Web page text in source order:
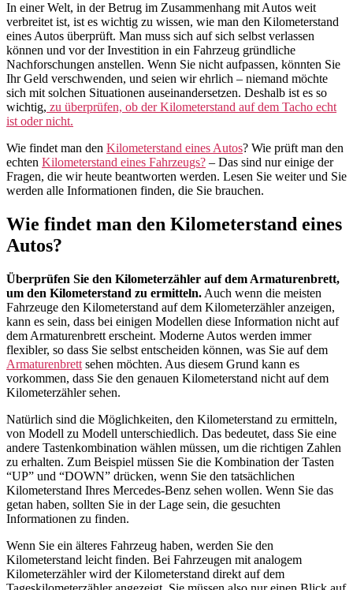
In einer Welt, in der Betrug im Zusammenhang mit Autos weit
verbreitet ist, ist es wichtig zu wissen, wie man den Kilometerstand
eines Autos überprüft. Man muss sich auf sich selbst verlassen
können und vor der Investition in ein Fahrzeug gründliche
Nachforschungen anstellen. Wenn Sie nicht aufpassen, könnten Sie
Ihr Geld verschwenden, und seien wir ehrlich – niemand möchte
sich mit solchen Situationen auseinandersetzen. Deshalb ist es so
wichtig, zu überprüfen, ob der Kilometerstand auf dem Tacho echt
ist oder nicht.
Wie findet man den Kilometerstand eines Autos? Wie prüft man den
echten Kilometerstand eines Fahrzeugs? – Das sind nur einige der
Fragen, die wir heute beantworten werden. Lesen Sie weiter und Sie
werden alle Informationen finden, die Sie brauchen.
Wie findet man den Kilometerstand eines
Autos?
Überprüfen Sie den Kilometerzähler auf dem Armaturenbrett,
um den Kilometerstand zu ermitteln. Auch wenn die meisten
Fahrzeuge den Kilometerstand auf dem Kilometerzähler anzeigen,
kann es sein, dass bei einigen Modellen diese Information nicht auf
dem Armaturenbrett erscheint. Moderne Autos werden immer
flexibler, so dass Sie selbst entscheiden können, was Sie auf dem
Armaturenbrett sehen möchten. Aus diesem Grund kann es
vorkommen, dass Sie den genauen Kilometerstand nicht auf dem
Kilometerzähler sehen.
Natürlich sind die Möglichkeiten, den Kilometerstand zu ermitteln,
von Modell zu Modell unterschiedlich. Das bedeutet, dass Sie eine
andere Tastenkombination wählen müssen, um die richtigen Zahlen
zu erhalten. Zum Beispiel müssen Sie die Kombination der Tasten
“UP” und “DOWN” drücken, wenn Sie den tatsächlichen
Kilometerstand Ihres Mercedes-Benz sehen wollen. Wenn Sie das
getan haben, sollten Sie in der Lage sein, die gesuchten
Informationen zu finden.
Wenn Sie ein älteres Fahrzeug haben, werden Sie den
Kilometerstand leicht finden. Bei Fahrzeugen mit analogem
Kilometerzähler wird der Kilometerstand direkt auf dem